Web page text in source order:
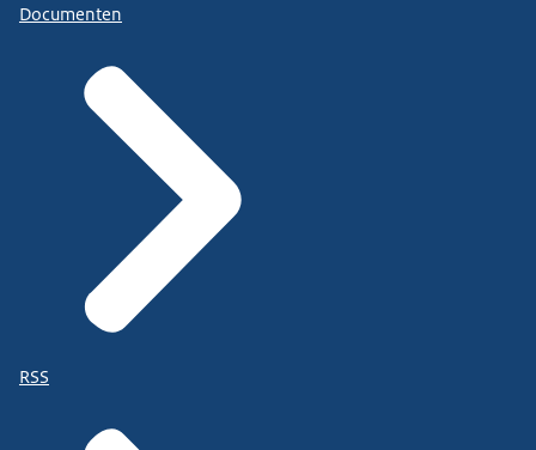
Documenten
RSS